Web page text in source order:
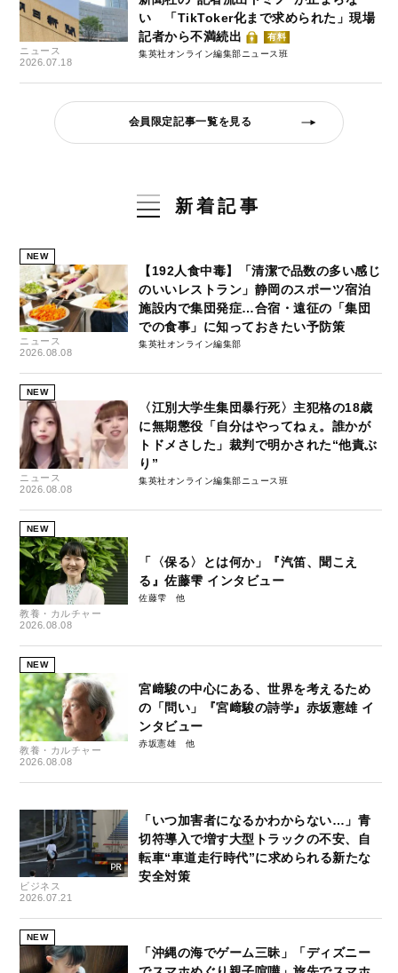
ニュース
2026.07.18
い 「TikToker化まで求められた」現場
記者から不満続出
有料
集英社オンライン編集部ニュース班
会員限定記事一覧を見る
新着記事
NEW
ニュース
2026.08.08
【192人食中毒】「清潔で品数の多い感じ
のいいレストラン」静岡のスポーツ宿泊
施設内で集団発症…合宿・遠征の「集団
での食事」に知っておきたい予防策
集英社オンライン編集部
NEW
ニュース
2026.08.08
〈江別大学生集団暴行死〉主犯格の18歳
に無期懲役「自分はやってねぇ。誰かが
トドメさした」裁判で明かされた“他責ぶ
り”
集英社オンライン編集部ニュース班
NEW
教養・カルチャー
2026.08.08
「〈保る〉とは何か」『汽笛、聞こえ
る』佐藤雫 インタビュー
佐藤雫
NEW
教養・カルチャー
2026.08.08
宮﨑駿の中心にある、世界を考えるため
の「問い」『宮﨑駿の詩学』赤坂憲雄 イ
ンタビュー
赤坂憲雄
ビジネス
2026.07.21
「いつ加害者になるかわからない…」青
切符導入で増す大型トラックの不安、自
転車“車道走行時代”に求められる新たな
安全対策
NEW
「沖縄の海でゲーム三昧」「ディズニー